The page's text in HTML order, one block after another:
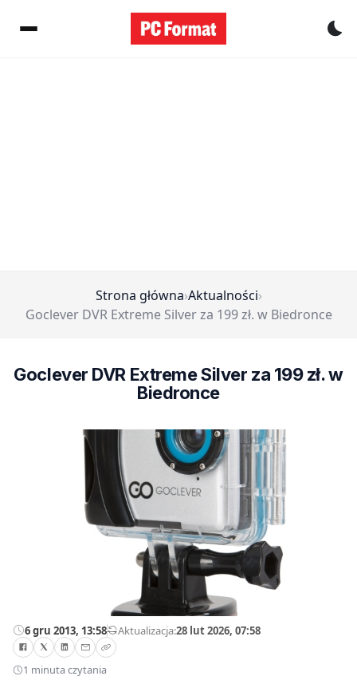
Strona główna›Aktualności›
Goclever DVR Extreme Silver za 199 zł. w Biedronce
Goclever DVR Extreme Silver za 199 zł. w
Biedronce
6 gru 2013, 13:58—Aktualizacja:28 lut 2026, 07:58
1 minuta czytania